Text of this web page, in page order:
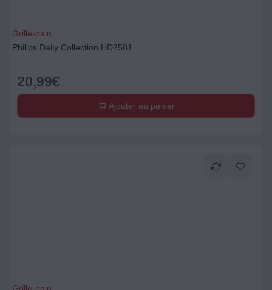
Grille-pain
Philips Daily Collection HD2581
20,99€
Ajouter au panier